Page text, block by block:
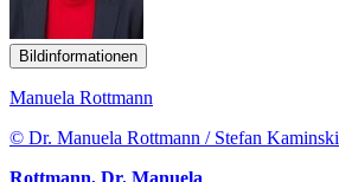
Bildinformationen
Manuela Rottmann
© Dr. Manuela Rottmann / Stefan Kaminski